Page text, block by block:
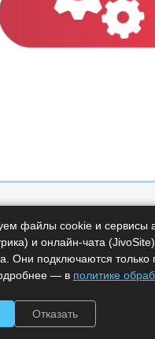
Срок поставки, дней :
файлы cookie и сервисы
и онлайн-чата
Они подключаются только
— в политике
Отказать